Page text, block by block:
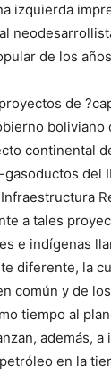
izquierda
de los
de
boliviano
continental
del
a tales
e indígenas
diferente, la
común y de
tiempo al
además, a
en la